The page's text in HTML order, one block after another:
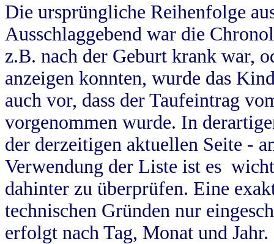
Die ursprüngliche Reihenfolge
Ausschlaggebend war die
z.B. nach der Geburt krank war,
anzeigen konnten, wurde das
auch vor, dass der Taufeintrag
vorgenommen wurde. In
der derzeitigen aktuellen Seite -
Verwendung der Liste ist es
dahinter zu überprüfen. Eine
technischen Gründen nur
erfolgt nach Tag, Monat und Jahr.